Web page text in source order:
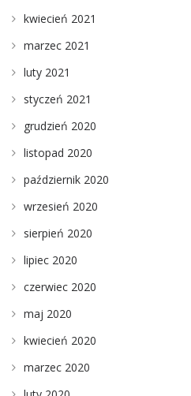
kwiecień 2021
marzec 2021
luty 2021
styczeń 2021
grudzień 2020
listopad 2020
październik 2020
wrzesień 2020
sierpień 2020
lipiec 2020
czerwiec 2020
maj 2020
kwiecień 2020
marzec 2020